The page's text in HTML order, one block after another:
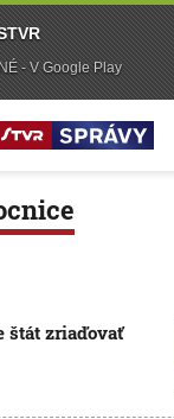
štát zriaďovať
- V Google Play